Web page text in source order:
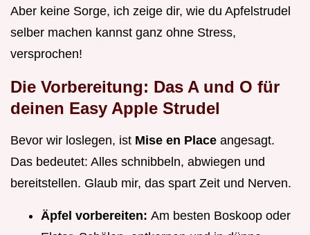
Aber keine Sorge, ich zeige dir, wie du Apfelstrudel
selber machen kannst ganz ohne Stress,
versprochen!
Die Vorbereitung: Das A und O für
deinen Easy Apple Strudel
Bevor wir loslegen, ist Mise en Place angesagt.
Das bedeutet: Alles schnibbeln, abwiegen und
bereitstellen. Glaub mir, das spart Zeit und Nerven.
Äpfel vorbereiten: Am besten Boskoop oder